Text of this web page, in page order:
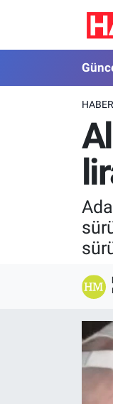
Güncel
Spor
Ekonomi
Nöbetçi
Hava Durumu
İstanbul
Trafik
Süper Lig
Tüm
Son Dakika